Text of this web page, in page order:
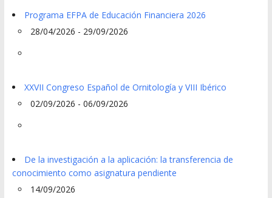
Programa EFPA de Educación Financiera 2026
28/04/2026 - 29/09/2026
XXVII Congreso Español de Ornitología y VIII Ibérico
02/09/2026 - 06/09/2026
De la investigación a la aplicación: la transferencia de
conocimiento como asignatura pendiente
14/09/2026